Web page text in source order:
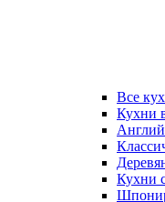
Все
Кухни
Кухни